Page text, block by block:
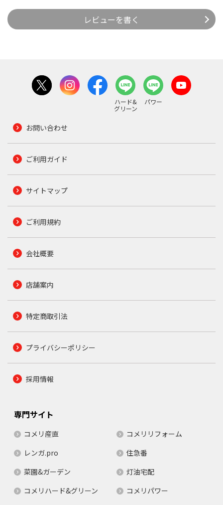
レビューを書く
ハード&
グリーン
パワー
お問い合わせ
ご利用ガイド
サイトマップ
ご利用規約
会社概要
店舗案内
特定商取引法
プライバシーポリシー
採用情報
専門サイト
コメリ産直
コメリリフォーム
レンガ.pro
住急番
菜園&ガーデン
灯油宅配
コメリハード&グリーン
コメリパワー